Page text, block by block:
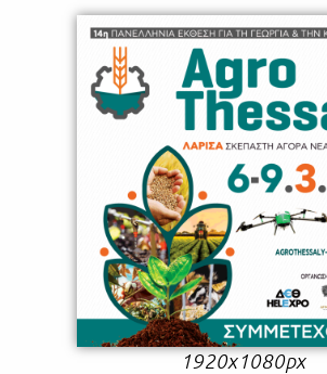
1920x1080px